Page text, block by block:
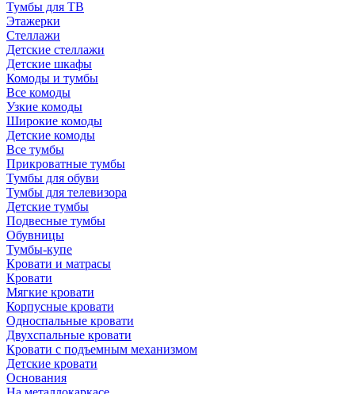
Тумбы для ТВ
Этажерки
Стеллажи
Детские стеллажи
Детские шкафы
Комоды и тумбы
Все комоды
Узкие комоды
Широкие комоды
Детские комоды
Все тумбы
Прикроватные тумбы
Тумбы для обуви
Тумбы для телевизора
Детские тумбы
Подвесные тумбы
Обувницы
Тумбы-купе
Кровати и матрасы
Кровати
Мягкие кровати
Корпусные кровати
Односпальные кровати
Двухспальные кровати
Кровати с подъемным механизмом
Детские кровати
Основания